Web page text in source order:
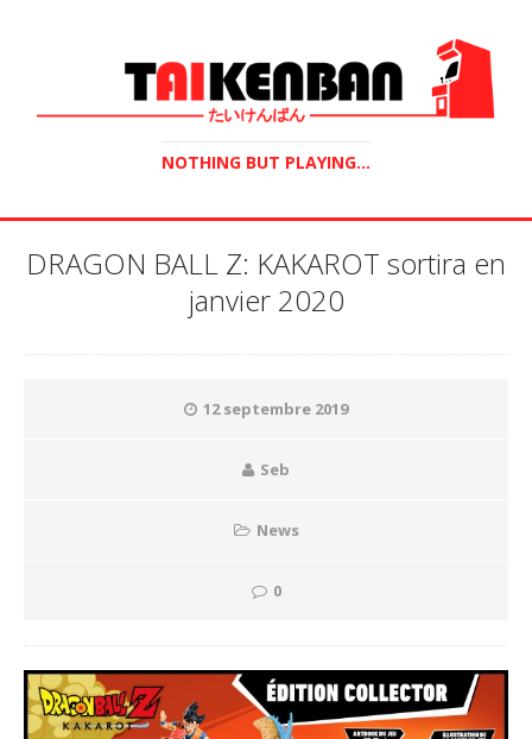
NOTHING BUT PLAYING...
DRAGON BALL Z: KAKAROT sortira en
janvier 2020
12 septembre 2019
Seb
News
0